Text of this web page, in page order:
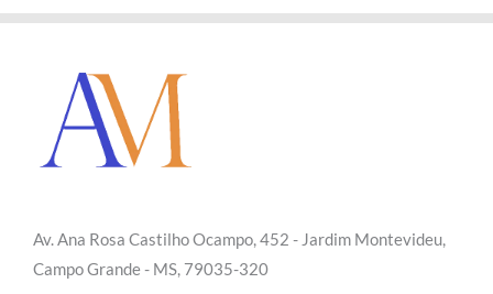
Av. Ana Rosa Castilho Ocampo, 452 - Jardim Montevideu,
Campo Grande - MS, 79035-320